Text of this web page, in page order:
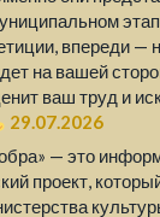
впереди
на вашей
ваш труд и
29.07.2026
— это
проект,